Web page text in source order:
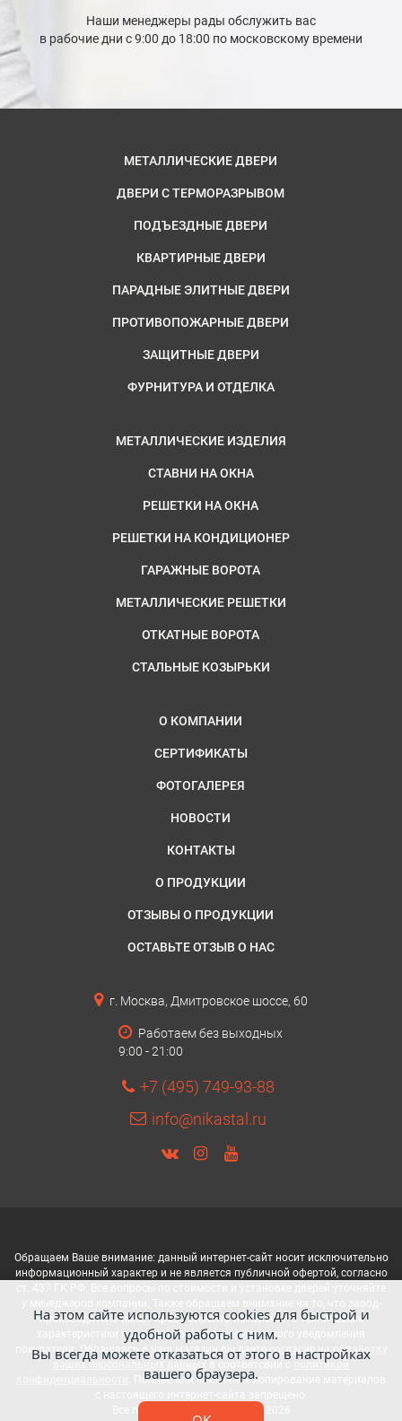
Наши менеджеры рады обслужить вас
в рабочие дни с 9:00 до 18:00 по московскому времени
МЕТАЛЛИЧЕСКИЕ ДВЕРИ
ДВЕРИ С ТЕРМОРАЗРЫВОМ
ПОДЪЕЗДНЫЕ ДВЕРИ
КВАРТИРНЫЕ ДВЕРИ
ПАРАДНЫЕ ЭЛИТНЫЕ ДВЕРИ
ПРОТИВОПОЖАРНЫЕ ДВЕРИ
ЗАЩИТНЫЕ ДВЕРИ
ФУРНИТУРА И ОТДЕЛКА
МЕТАЛЛИЧЕСКИЕ ИЗДЕЛИЯ
СТАВНИ НА ОКНА
РЕШЕТКИ НА ОКНА
РЕШЕТКИ НА КОНДИЦИОНЕР
ГАРАЖНЫЕ ВОРОТА
МЕТАЛЛИЧЕСКИЕ РЕШЕТКИ
ОТКАТНЫЕ ВОРОТА
СТАЛЬНЫЕ КОЗЫРЬКИ
О КОМПАНИИ
СЕРТИФИКАТЫ
ФОТОГАЛЕРЕЯ
НОВОСТИ
КОНТАКТЫ
О ПРОДУКЦИИ
ОТЗЫВЫ О ПРОДУКЦИИ
ОСТАВЬТЕ ОТЗЫВ О НАС
г. Москва, Дмитровское шоссе, 60
Работаем без выходных
9:00 - 21:00
+7 (495) 749-93-88
info@nikastal.ru
Обращаем Ваше внимание: данный интернет-сайт носит исключительно
информационный характер и не является публичной офертой, согласно
производитель имеет право вносить изменения в технические
характеристики продукции без предварительного уведомления
покупателя. Обращаясь в наш магазин вы даетесогласие на обработку
ваших персональных данных
политикой
. Полное или частичное копирование материалов
Все права защищены © 2002- 2026
На этом сайте используются cookies для быстрой и
удобной работы с ним.
Вы всегда можете отказаться от этого в настройках
вашего браузера.